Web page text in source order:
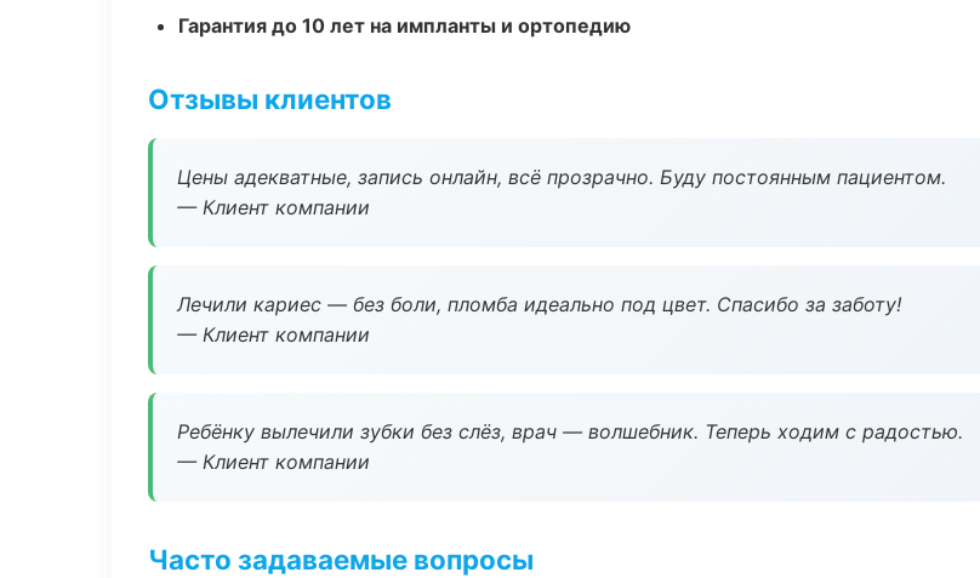
Гарантия до 10 лет на импланты и ортопедию
Отзывы клиентов
Цены адекватные, запись онлайн, всё прозрачно. Буду постоянным пациентом.
— Клиент компании
Лечили кариес — без боли, пломба идеально под цвет. Спасибо за заботу!
— Клиент компании
Ребёнку вылечили зубки без слёз, врач — волшебник. Теперь ходим с радостью.
— Клиент компании
Часто задаваемые вопросы